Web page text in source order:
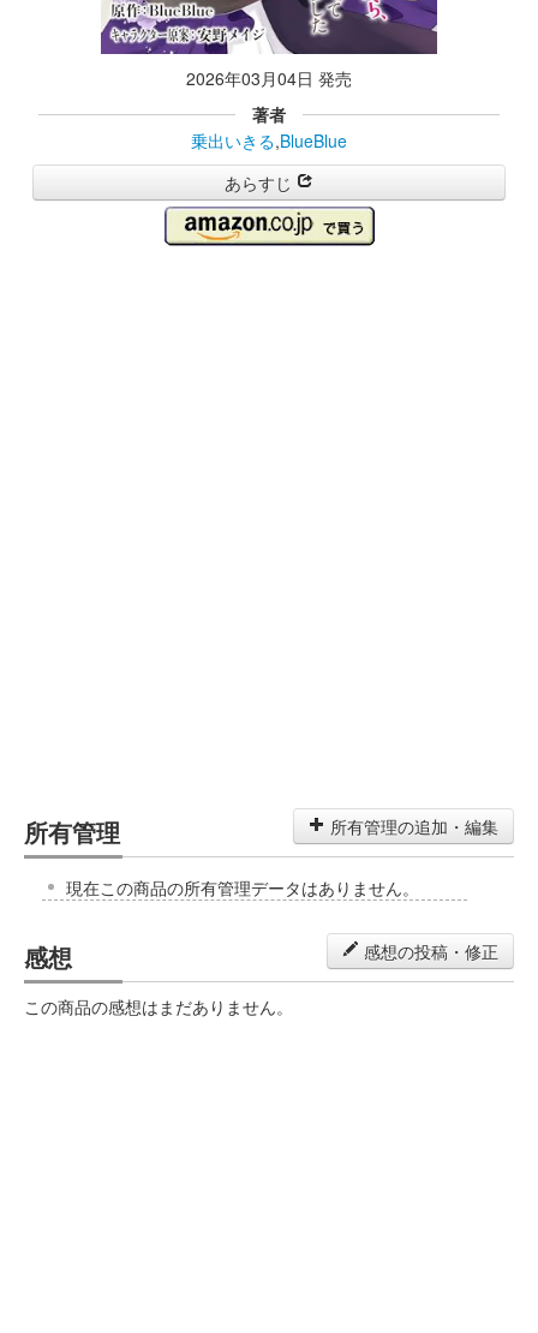
2026年03月04日 発売
著者
乗出いきる,BlueBlue
あらすじ
所有管理 所有管理の追加・編集
現在この商品の所有管理データはありません。
感想 感想の投稿・修正
この商品の感想はまだありません。